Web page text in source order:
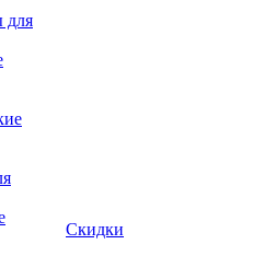
для
Скидки